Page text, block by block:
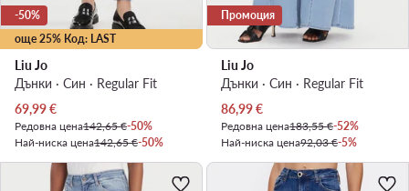
още 25% Код: LAST
-50%
Liu Jo
Дънки · Син · Regular Fit
Актуална цена
69,99€
Редовна цена142,65 €-50%
Най-ниска цена142,65 €-50%
Промоция
Liu Jo
Дънки · Син · Regular Fit
Актуална цена
86,99€
Редовна цена183,55 €-52%
Най-ниска цена92,03 €-5%